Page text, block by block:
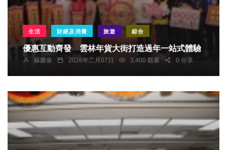
生活 財經及消費 旅遊 綜合
優惠互動齊發 雲林年貨大街打造過年一站式體驗
蘇榮泉 2026年二月07日 3,400 觀看 0 分享